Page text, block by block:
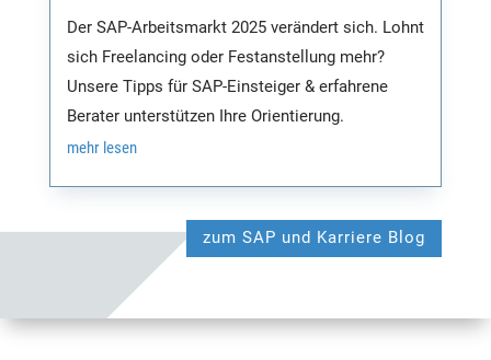
Der SAP-Arbeitsmarkt 2025 verändert sich. Lohnt
sich Freelancing oder Festanstellung mehr?
Unsere Tipps für SAP-Einsteiger & erfahrene
Berater unterstützen Ihre Orientierung.
mehr lesen
zum SAP und Karriere Blog